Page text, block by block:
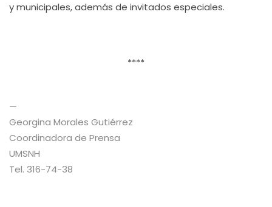
y municipales, además de invitados especiales.
****
—
Georgina Morales Gutiérrez
Coordinadora de Prensa
UMSNH
Tel. 316-74-38